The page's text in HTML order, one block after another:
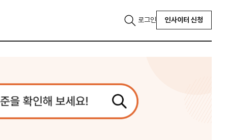
로그인 인사이터 신청